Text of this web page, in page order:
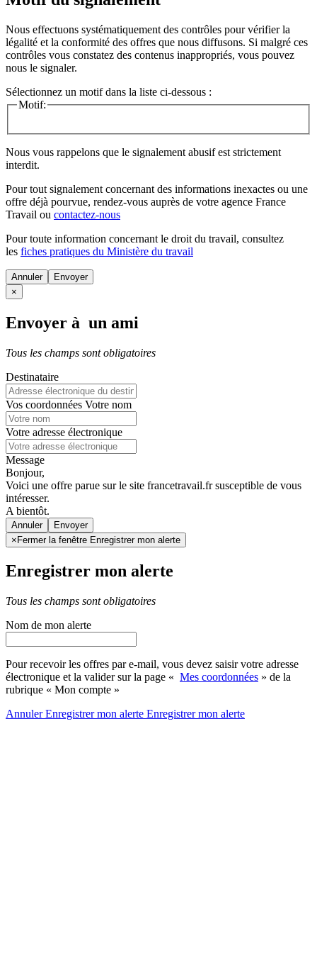
Nous effectuons systématiquement des contrôles pour vérifier la
légalité et la conformité des offres que nous diffusons. Si malgré ces
contrôles vous constatez des contenus inappropriés, vous pouvez
nous le signaler.
Sélectionnez un motif dans la liste ci-dessous :
Motif:
Nous vous rappelons que le signalement abusif est strictement
interdit.
Pour tout signalement concernant des informations inexactes ou une
offre déjà pourvue, rendez-vous auprès de votre agence France
Travail ou contactez-nous
Pour toute information concernant le droit du travail, consultez
les fiches pratiques du Ministère du travail
Annuler
×
Envoyer à un ami
Tous les champs sont obligatoires
Destinataire
Vos coordonnées Votre nom
Votre adresse électronique
Message
Bonjour,
Voici une offre parue sur le site francetravail.fr susceptible de vous
intéresser.
A bientôt.
Annuler
× Fermer la fenêtre Enregistrer mon alerte
Enregistrer mon alerte
Tous les champs sont obligatoires
Nom de mon alerte
Pour recevoir les offres par e-mail, vous devez saisir votre adresse
électronique et la valider sur la page « Mes coordonnées » de la
rubrique « Mon compte »
AnnulerEnregistrer mon alerte Enregistrermon alerte